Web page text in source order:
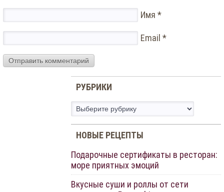
Имя *
Email *
РУБРИКИ
Рубрики
НОВЫЕ РЕЦЕПТЫ
Подарочные сертификаты в ресторан:
море приятных эмоций
Вкусные суши и роллы от сети